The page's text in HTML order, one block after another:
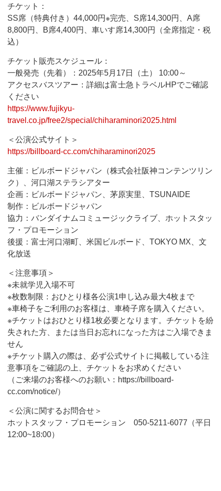
チケット：
SS席（特典付き）44,000円※完売、S席14,300円、A席
8,800円、B席4,400円、車いす席14,300円（全席指定・税
込）
チケット販売スケジュール：
一般発売（先着）：2025年5月17日（土） 10:00～
アクセスバスツアー：詳細は富士急トラベルHPでご確認
ください
https://www.fujikyu-
travel.co.jp/free2/special/chiharaminori2025.html
＜公演公式サイト＞
https://billboard-cc.com/chiharaminori2025
主催：ビルボードジャパン（株式会社阪神コンテンツリン
ク）、河口湖ステラシアター
企画：ビルボードジャパン、茅原実里、TSUNAIDE
制作：ビルボードジャパン
協力：バンダイナムコミュージックライブ、ホットスタッ
フ・プロモーション
後援：富士河口湖町、米国ビルボード、TOKYO MX、文
化放送
＜注意事項＞
※未就学児入場不可
※枚数制限：おひとり様各公演1申し込み最大4枚まで
※車椅子をご利用のお客様は、車椅子席を購入ください。
※チケットはおひとり様1枚必要となります。チケットを紛
失された方、または当日お忘れになった方はご入場できま
せん
※チケット購入の際は、必ず公式サイトに掲載している注
意事項をご確認の上、チケットをお求めください
（ご来場のお客様へのお願い：https://billboard-
cc.com/notice/）
＜公演に関するお問合せ＞
ホットスタッフ・プロモーション 050-5211-6077（平日
12:00~18:00）